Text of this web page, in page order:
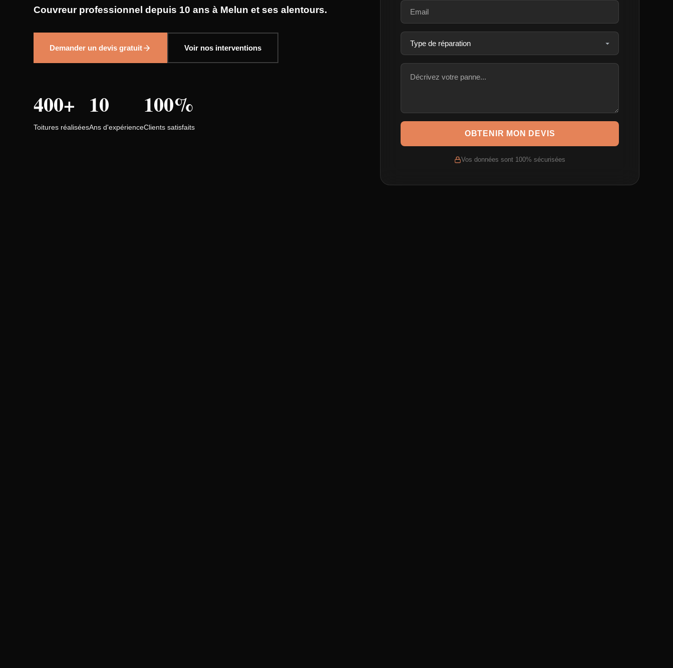
Couvreur professionnel depuis 10 ans à Melun et ses alentours.
Demander un devis gratuit Voir nos interventions
400+
Toitures réalisées
10
Ans d'expérience
100%
Clients satisfaits
OBTENIR MON DEVIS
Vos données sont 100% sécurisées